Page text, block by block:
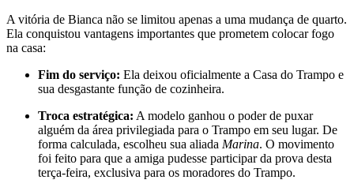
A vitória de Bianca não se limitou apenas a uma mudança de quarto.
Ela conquistou vantagens importantes que prometem colocar fogo
na casa:
Fim do serviço: Ela deixou oficialmente a Casa do Trampo e
sua desgastante função de cozinheira.
Troca estratégica: A modelo ganhou o poder de puxar
alguém da área privilegiada para o Trampo em seu lugar. De
forma calculada, escolheu sua aliada Marina. O movimento
foi feito para que a amiga pudesse participar da prova desta
terça-feira, exclusiva para os moradores do Trampo.